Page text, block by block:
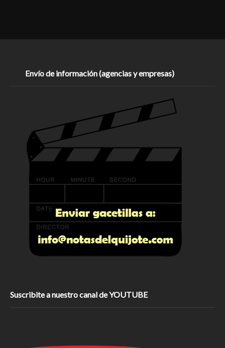
Envío de información (agencias y empresas)
Suscribite a nuestro canal de YOUTUBE